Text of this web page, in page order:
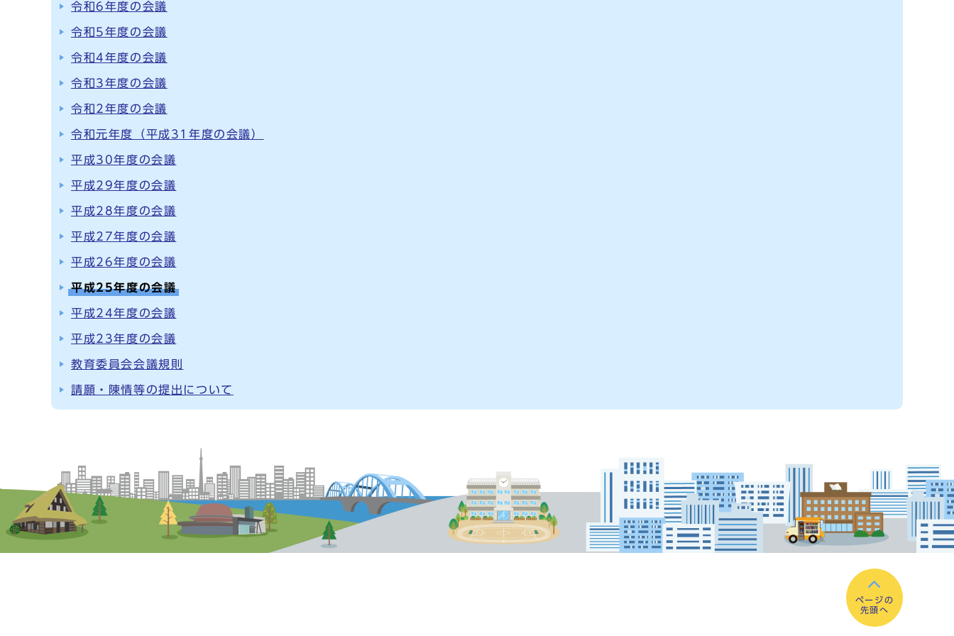
令和6年度の会議
令和5年度の会議
令和4年度の会議
令和3年度の会議
令和2年度の会議
令和元年度（平成31年度の会議）
平成30年度の会議
平成29年度の会議
平成28年度の会議
平成27年度の会議
平成26年度の会議
平成25年度の会議
平成24年度の会議
平成23年度の会議
教育委員会会議規則
請願・陳情等の提出について
ページの
先頭へ